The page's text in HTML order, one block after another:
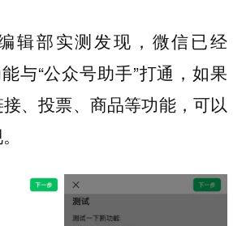
辑部实测发现，微信已经
与“公众号助手”打通，如果
、投票、商品等功能，可以